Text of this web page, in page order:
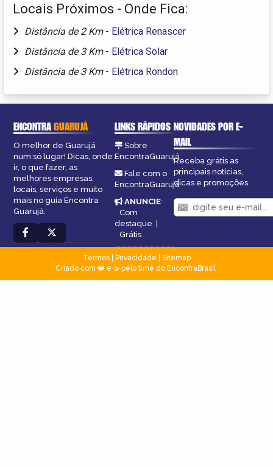
Locais Próximos - Onde Fica:
Distância de 2 Km - Elétrica Renascer
Distância de 3 Km - Elétrica Solar
Distância de 3 Km - Elétrica Rondon
ENCONTRAGUARUJÁ
O melhor de Guarujá
num só lugar! Dicas, onde
ir, o que fazer, as
melhores empresas,
locais, serviços e muito
mais no guia Encontra
Guarujá.
LINKS RÁPIDOS
Sobre
EncontraGuarujá
Fale com o
EncontraGuarujá
ANUNCIE:
Com
destaque |
Grátis
NOVIDADES POR E-
MAIL
Receba grátis as
principais notícias,
dicas e promoções
Termos| Privacidade
Sitemap
Criado com ❤️ e ☕ pelo time do EncontraBrasil